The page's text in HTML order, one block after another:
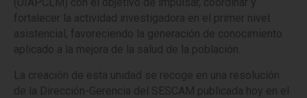
fortalecer la actividad investigadora en el primer nivel
asistencial, favoreciendo la generación de conocimiento
aplicado a la mejora de la salud de la población.
La creación de esta unidad se recoge en una resolución
de la Dirección-Gerencia del SESCAM publicada hoy en el